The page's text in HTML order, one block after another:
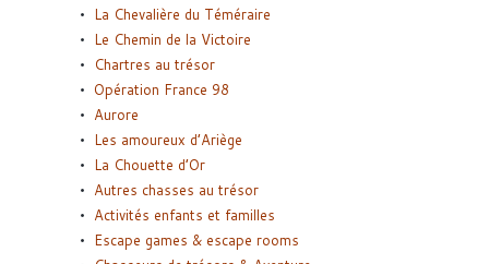
La Chevalière du Téméraire
Le Chemin de la Victoire
Chartres au trésor
Opération France 98
Aurore
Les amoureux d’Ariège
La Chouette d’Or
Autres chasses au trésor
Activités enfants et familles
Escape games & escape rooms